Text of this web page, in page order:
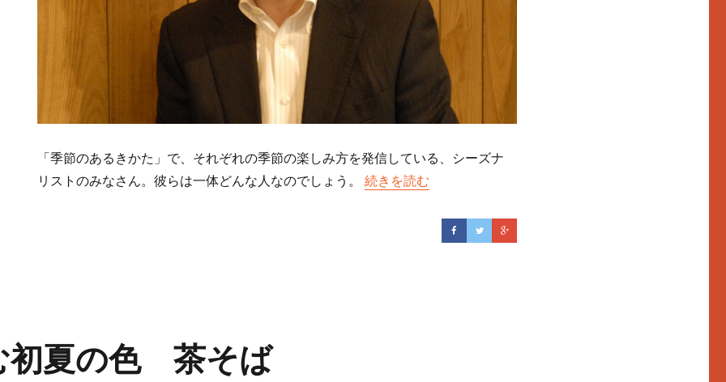
「季節のあるきかた」で、それぞれの季節の楽しみ方を発信している、シーズナ
リストのみなさん。彼らは一体どんな人なのでしょう。“シーズナリストインタビュー 第1回 尾山雅一さん”の
続きを読む
初夏の色 茶そば